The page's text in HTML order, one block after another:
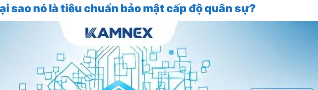
sao nó là tiêu chuẩn bảo mật cấp độ quân sự?